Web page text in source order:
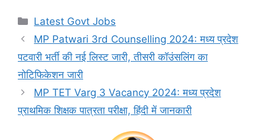
Categories
Latest Govt Jobs
MP Patwari 3rd Counselling 2024: मध्य प्रदेश
पटवारी भर्ती की नई लिस्ट जारी, तीसरी कॉउंसलिंग का
नोटिफिकेशन जारी
MP TET Varg 3 Vacancy 2024: मध्य प्रदेश
प्राथमिक शिक्षक पात्रता परीक्षा, हिंदी में जानकारी